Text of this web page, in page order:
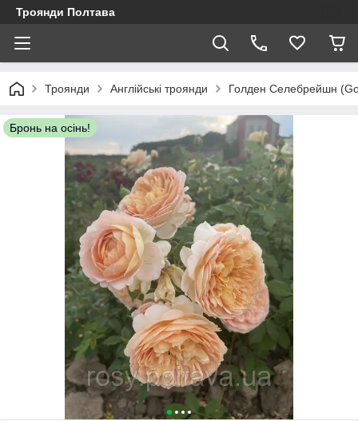
Троянди Полтава
Троянди Англійські троянди Голден Селебрейшн
Бронь на осінь!